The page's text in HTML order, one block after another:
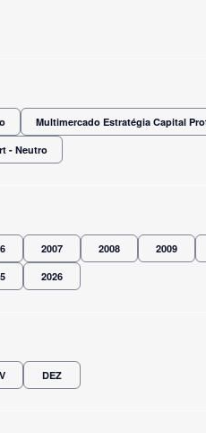
Multimercado Estratégia Capital
- Neutro
2007 2008 2009
2026
DEZ